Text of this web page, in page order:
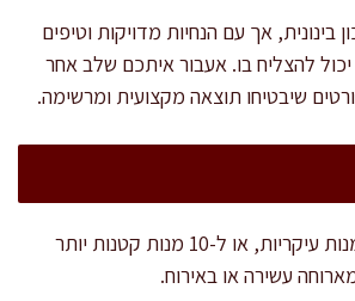
אך עם הנחיות מדויקות וטיפים
יכול להצליח בו. אעבור איתכם שלב אחר
שיבטיחו תוצאה מקצועית ומרשימה.
המתכון מתאים ל-6 מנות עיקריות, או ל-10 מנות קטנות יותר
עשירה או באירוח.